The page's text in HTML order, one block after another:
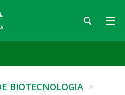
BIOTECNOLOGIA